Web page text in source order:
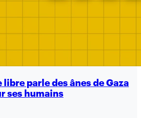
parle des ânes de Gaza
ses humains